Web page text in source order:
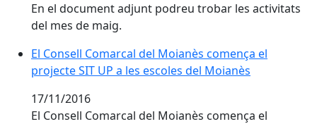
En el document adjunt podreu trobar les activitats
del mes de maig.
El Consell Comarcal del Moianès comença el
El Consell Comarcal del Moianès comença el
projecte SIT UP a les escoles del Moianès
17/11/2016
El Consell Comarcal del Moianès comença el